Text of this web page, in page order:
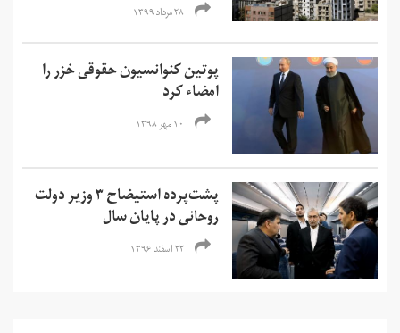
۲۸ مرداد ۱۳۹۹
پوتین کنوانسیون حقوقی خزر را
امضاء کرد
۱۰ مهر ۱۳۹۸
پشت‌پرده استیضاح ۳ وزیر دولت
روحانی در پایان سال
۲۲ اسفند ۱۳۹۶